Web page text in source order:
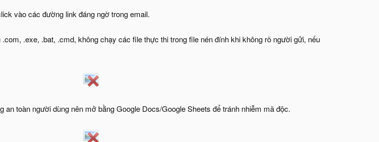
vào các đường link đáng ngờ trong email.
.exe, .bat, .cmd, không chạy các file thực thi trong file nén đính khi không rõ người gửi, nếu
toàn người dùng nên mở bằng Google Docs/Google Sheets để tránh nhiễm mã độc.